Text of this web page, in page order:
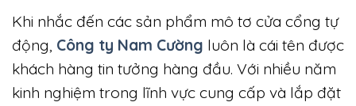
Khi nhắc đến các sản phẩm mô tơ cửa cổng tự
động, Công ty Nam Cường luôn là cái tên được
khách hàng tin tưởng hàng đầu. Với nhiều năm
kinh nghiệm trong lĩnh vực cung cấp và lắp đặt